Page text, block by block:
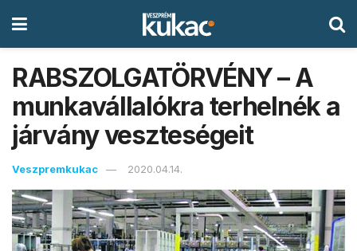
RABSZOLGATÖRVÉNY – A
munkavállalókra terhelnék a
járvány veszteségeit
Veszpremkukac 2020.04.14.